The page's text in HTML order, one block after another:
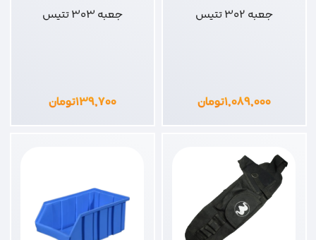
جعبه 302 تتیس
۱,۰۸۹,۰۰۰تومان
جعبه 303 تتیس
۱۳۹,۷۰۰تومان